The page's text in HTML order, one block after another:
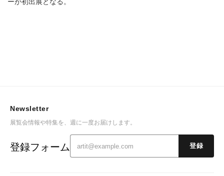
Newsletter
展覧会情報や特集を、週に一度お届けします。
登録フォーム 登録